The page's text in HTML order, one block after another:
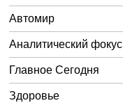
Автомир
Аналитический фокус
Главное Сегодня
Здоровье